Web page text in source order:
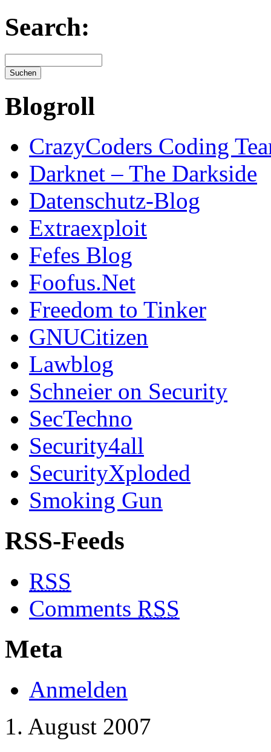
Search:
Blogroll
CrazyCoders Coding
Darknet – The Darkside
Datenschutz-Blog
Extraexploit
Fefes Blog
Foofus.Net
Freedom to Tinker
GNUCitizen
Lawblog
Schneier on Security
SecTechno
Security4all
SecurityXploded
Smoking Gun
RSS-Feeds
RSS
Comments RSS
Meta
Anmelden
1. August 2007